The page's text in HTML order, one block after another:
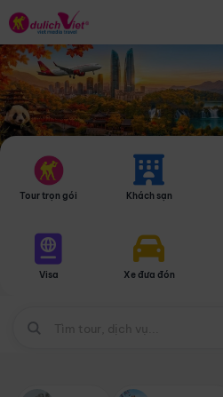
Tour trọn gói Khách sạn
Visa Xe đưa đón